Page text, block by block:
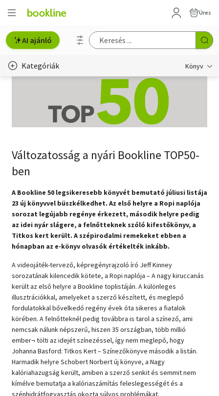
Üres
AI ajánló
Kategóriák Könyv
Hobbi, szabadidő
Irodalom
Művészet
Szakkönyv
Szótár, nyelvkönyv
Társadalomtudomány
Természettudomány
Történelem
Vallás
Változatosság a nyári Bookline TOP50-
ben
A Bookline 50 legsikeresebb könyvét bemutató júliusi listája
23 új könyvvel büszkélkedhet. Az első helyre a Ropi naplója
sorozat legújabb regénye érkezett, második helyre pedig
az idei nyár slágere, a felnőtteknek szóló kifestőkönyv, a
Titkos kert került. A szépirodalmi remekeket ebben a
hónapban az e-könyv olvasók értékelték inkább.
A videojáték-tervező, képregényrajzoló író Jeff Kinney
sorozatának kilencedik kötete, a Ropi naplója – A nagy kiruccanás
került az első helyre a Bookline toplistáján. A különleges
illusztrációkkal, amelyeket a szerző készített, és meglepő
fordulatokkal bővelkedő regény évek óta sikeres a fiatalok
körében. A felnőtteknél pedig továbbra is tarol a színező, ami
nemcsak nálunk népszerű, hiszen 35 országban, több millió
ember¬ tölti az idejét színezéssel, így nem meglepő, hogy
Johanna Basford: Titkos Kert – Színezőkönyve második a listán.
Harmadik helyre Schobert Norbert új könyve, a Nagy
kalóriahazugság került, amiben a szerző senkit és semmit nem
kímélve bemutatja a kalóriaszámítás feleslegességét és a
szénhidrátfogyasztás okozta súlyos problémákat.